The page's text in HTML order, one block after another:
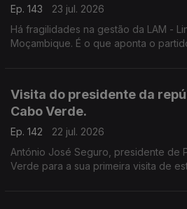
Ep. 143
23 jul. 2026
Há fragilidades na gestão da LAM -
Moçambique. É o que aponta o
Visita do presidente da
Cabo Verde.
Ep. 142
22 jul. 2026
António José Seguro, presidente de
Verde para a sua primeira visita de